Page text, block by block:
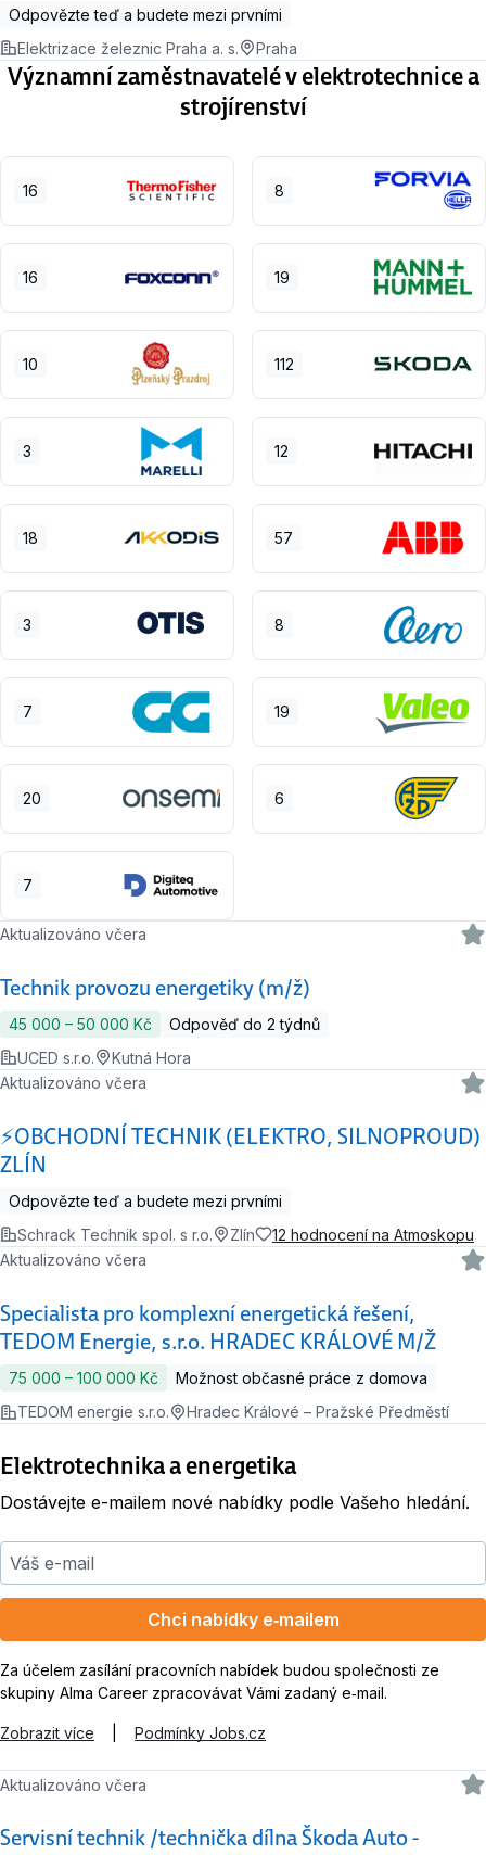
Odpovězte teď a budete mezi prvními
Elektrizace železnic Praha a. s.
Praha
Významní zaměstnavatelé v elektrotechnice a
strojírenství
16 8
16 19
10 112
3 12
18 57
3 8
7 19
20 6
7
Technik provozu energetiky (m/ž)
Aktualizováno včera
45 000 ‍–‍ 50 000 Kč
Odpověď do 2 týdnů
UCED s.r.o.
Kutná Hora
⚡OBCHODNÍ TECHNIK (ELEKTRO, SILNOPROUD)
ZLÍN
Aktualizováno včera
Odpovězte teď a budete mezi prvními
Schrack Technik spol. s r.o.
Zlín 12 hodnocení na Atmoskopu
Specialista pro komplexní energetická řešení,
TEDOM Energie, s.r.o. HRADEC KRÁLOVÉ M/Ž
Aktualizováno včera
75 000 ‍–‍ 100 000 Kč
Možnost občasné práce z domova
TEDOM energie s.r.o.
Hradec Králové – Pražské Předměstí
Elektrotechnika a energetika
Dostávejte e-mailem nové nabídky podle Vašeho hledání.
Váš e-mail
Chci nabídky e‑mailem
Za účelem zasílání pracovních nabídek budou společnosti ze
skupiny Alma Career zpracovávat Vámi zadaný e‑mail.
Zobrazit více Podmínky Jobs.cz
Servisní technik /technička dílna Škoda Auto -
Aktualizováno včera